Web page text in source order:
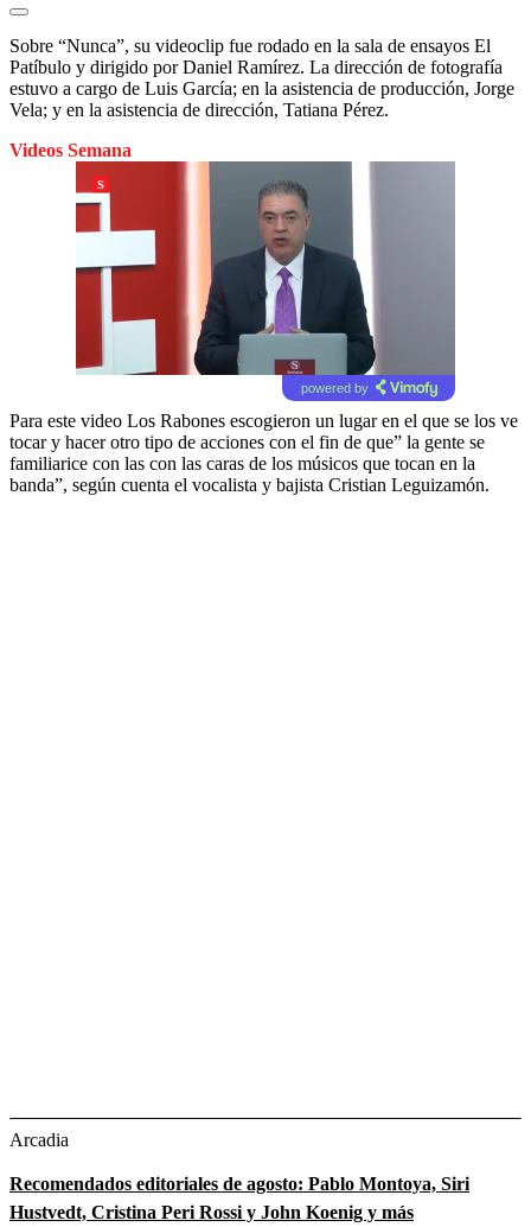
Sobre “Nunca”, su videoclip fue rodado en la sala de ensayos El
Patíbulo y dirigido por Daniel Ramírez. La dirección de fotografía
estuvo a cargo de Luis García; en la asistencia de producción, Jorge
Vela; y en la asistencia de dirección, Tatiana Pérez.
Videos Semana
powered by
Para este video Los Rabones escogieron un lugar en el que se los ve
tocar y hacer otro tipo de acciones con el fin de que” la gente se
familiarice con las con las caras de los músicos que tocan en la
banda”, según cuenta el vocalista y bajista Cristian Leguizamón.
Arcadia
Recomendados editoriales de agosto: Pablo Montoya, Siri
Hustvedt, Cristina Peri Rossi y John Koenig y más